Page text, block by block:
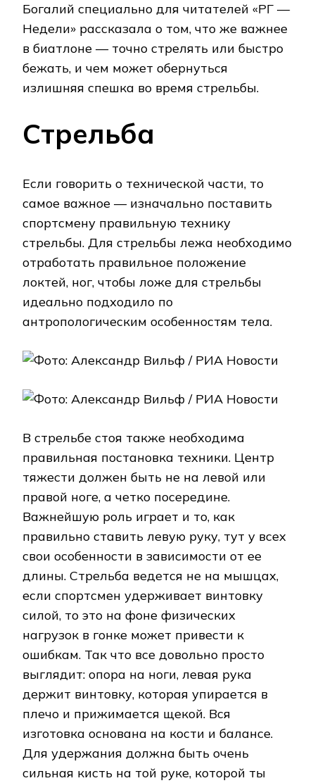
Богалий специально для читателей «РГ —
Недели» рассказала о том, что же важнее
в биатлоне — точно стрелять или быстро
бежать, и чем может обернуться
излишняя спешка во время стрельбы.
Стрельба
Если говорить о технической части, то
самое важное — изначально поставить
спортсмену правильную технику
стрельбы. Для стрельбы лежа необходимо
отработать правильное положение
локтей, ног, чтобы ложе для стрельбы
идеально подходило по
антропологическим особенностям тела.
В стрельбе стоя также необходима
правильная постановка техники. Центр
тяжести должен быть не на левой или
правой ноге, а четко посередине.
Важнейшую роль играет и то, как
правильно ставить левую руку, тут у всех
свои особенности в зависимости от ее
длины. Стрельба ведется не на мышцах,
если спортсмен удерживает винтовку
силой, то это на фоне физических
нагрузок в гонке может привести к
ошибкам. Так что все довольно просто
выглядит: опора на ноги, левая рука
держит винтовку, которая упирается в
плечо и прижимается щекой. Вся
изготовка основана на кости и балансе.
Для удержания должна быть очень
сильная кисть на той руке, которой ты